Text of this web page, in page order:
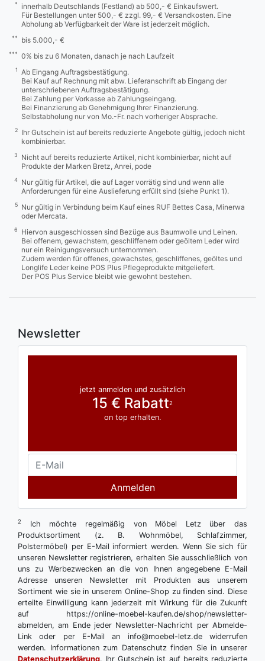
*
innerhalb Deutschlands (Festland) ab 500,- € Einkaufswert.
Für Bestellungen unter 500,- € zzgl. 99,- € Versandkosten. Eine
Abholung ab Verfügbarkeit der Ware ist jederzeit möglich.
** bis 5.000,- €
*** 0% bis zu 6 Monaten, danach je nach Laufzeit
1
Ab Eingang Auftragsbestätigung.
Bei Kauf auf Rechnung mit abw. Lieferanschrift ab Eingang der
unterschriebenen Auftragsbestätigung.
Bei Zahlung per Vorkasse ab Zahlungseingang.
Bei Finanzierung ab Genehmigung Ihrer Finanzierung.
Selbstabholung nur von Mo.-Fr. nach vorheriger Absprache.
2
Ihr Gutschein ist auf bereits reduzierte Angebote gültig, jedoch nicht
kombinierbar.
3
Nicht auf bereits reduzierte Artikel, nicht kombinierbar, nicht auf
Produkte der Marken Bretz, Anrei, pode
4
Nur gültig für Artikel, die auf Lager vorrätig sind und wenn alle
Anforderungen für eine Auslieferung erfüllt sind (siehe Punkt 1).
5
Nur gültig in Verbindung beim Kauf eines RUF Bettes Casa, Minerwa
oder Mercata.
6
Hiervon ausgeschlossen sind Bezüge aus Baumwolle und Leinen.
Bei offenem, gewachstem, geschliffenem oder geöltem Leder wird
nur ein Reinigungsversuch unternommen.
Zudem werden für offenes, gewachstes, geschliffenes, geöltes und
Longlife Leder keine POS Plus Pflegeprodukte mitgeliefert.
Der POS Plus Service bleibt wie gewohnt bestehen.
Newsletter
jetzt anmelden und zusätzlich
15 € Rabatt2
on top erhalten.
Anmelden
2
Ich möchte regelmäßig von Möbel Letz über das
Produktsortiment (z. B. Wohnmöbel, Schlafzimmer,
Polstermöbel) per E-Mail informiert werden. Wenn Sie sich für
unseren Newsletter registrieren, erhalten Sie ausschließlich von
uns zu Werbezwecken an die von Ihnen angegebene E-Mail
Adresse unseren Newsletter mit Produkten aus unserem
Sortiment wie sie in unserem Online-Shop zu finden sind. Diese
erteilte Einwilligung kann jederzeit mit Wirkung für die Zukunft
auf https://online-moebel-kaufen.de/shop/newsletter-
abmelden, am Ende jeder Newsletter-Nachricht per Abmelde-
Link oder per E-Mail an info@moebel-letz.de widerrufen
werden. Informationen zum Datenschutz finden Sie in unserer
Datenschutzerklärung. Ihr Gutschein ist auf bereits reduzierte